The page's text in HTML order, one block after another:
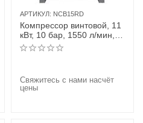
АРТИКУЛ: NCB15RD
Компрессор винтовой, 11
кВт, 10 бар, 1550 л/мин,
ресивер 410 л, IP23,
осушитель
Свяжитесь с нами насчёт
цены